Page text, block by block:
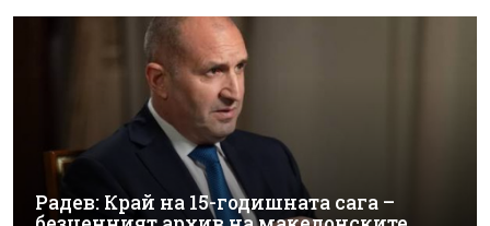
Радев: Край на 15-годишната сага –